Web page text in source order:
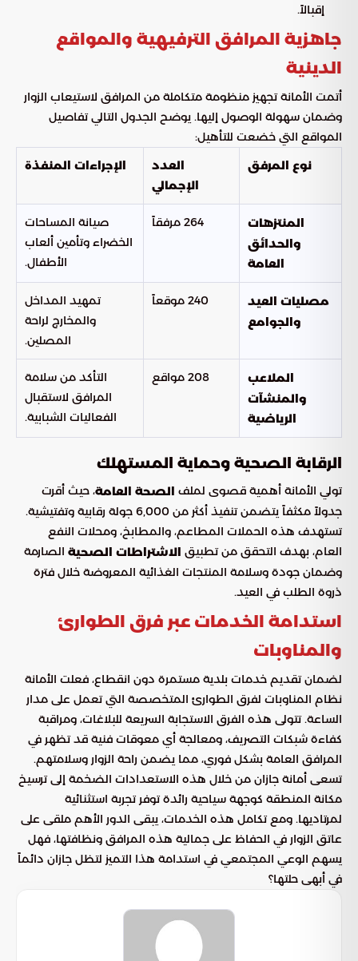
إقبالاً.
جاهزية المرافق الترفيهية والمواقع
الدينية
أتمت الأمانة تجهيز منظومة متكاملة من المرافق لاستيعاب الزوار
وضمان سهولة الوصول إليها. يوضح الجدول التالي تفاصيل
المواقع التي خضعت للتأهيل:
نوع المرفق
العدد
الإجمالي
الإجراءات المنفذة
المنتزهات
والحدائق
العامة
264 مرفقاً
صيانة المساحات
الخضراء وتأمين ألعاب
الأطفال.
مصليات العيد
والجوامع
240 موقعاً
تمهيد المداخل
والمخارج لراحة
المصلين.
الملاعب
والمنشآت
الرياضية
208 مواقع
التأكد من سلامة
المرافق لاستقبال
الفعاليات الشبابية.
الرقابة الصحية وحماية المستهلك
تولي الأمانة أهمية قصوى لملف الصحة العامة، حيث أقرت
جدولاً مكثفاً يتضمن تنفيذ أكثر من 6,000 جولة رقابية وتفتيشية.
تستهدف هذه الحملات المطاعم، والمطابخ، ومحلات النفع
العام، بهدف التحقق من تطبيق الاشتراطات الصحية الصارمة
وضمان جودة وسلامة المنتجات الغذائية المعروضة خلال فترة
ذروة الطلب في العيد.
استدامة الخدمات عبر فرق الطوارئ
والمناوبات
لضمان تقديم خدمات بلدية مستمرة دون انقطاع، فعلت الأمانة
نظام المناوبات لفرق الطوارئ المتخصصة التي تعمل على مدار
الساعة. تتولى هذه الفرق الاستجابة السريعة للبلاغات، ومراقبة
كفاءة شبكات التصريف، ومعالجة أي معوقات فنية قد تظهر في
المرافق العامة بشكل فوري، مما يضمن راحة الزوار وسلامتهم.
تسعى أمانة جازان من خلال هذه الاستعدادات الضخمة إلى ترسيخ
مكانة المنطقة كوجهة سياحية رائدة توفر تجربة استثنائية
لمرتاديها. ومع تكامل هذه الخدمات، يبقى الدور الأهم ملقى على
عاتق الزوار في الحفاظ على جمالية هذه المرافق ونظافتها، فهل
يسهم الوعي المجتمعي في استدامة هذا التميز لتظل جازان دائماً
في أبهى حلتها؟